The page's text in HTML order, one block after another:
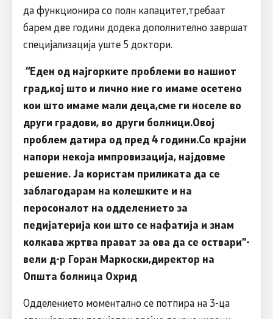
да функционира со полн капацитет,требаат
барем две години додека дополнително завршат
специјализација уште 5 доктори.
“Еден од најгорките проблеми во нашиот
град,кој што и лично ние го имаме осетено
кои што имаме мали деца,сме ги носеле во
други градови, во други болници.Овој
проблем датира од пред 4 години.Со крајни
напори некоја импровизација, најдовме
решение. Ја користам приликата да се
заблагодарам на колешките и на
перосоналот на одделението за
педијатерија кои што се нафатија и знам
колкава жртва прават за ова да се оствари”-
вели д-р Горан Маркоски,директор на
Општа болница Охрид
Одделението моментално се потпира на 3-ца